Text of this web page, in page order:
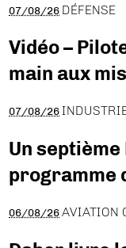
07/08/26 DÉFENSE
Vidéo –
main aux
07/08/26
Un
programme
06/08/26 AVIATION